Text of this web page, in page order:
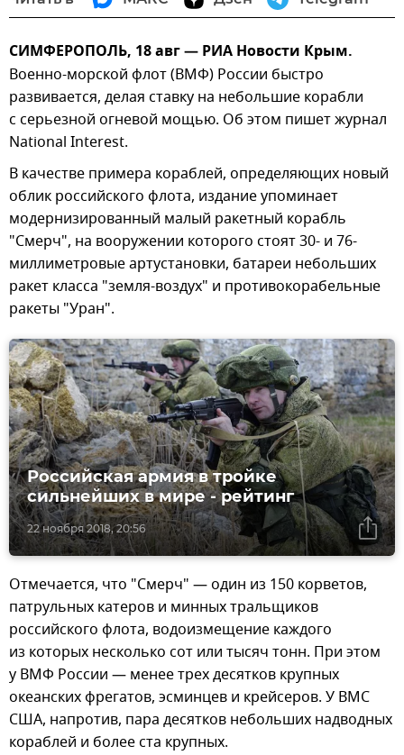
СИМФЕРОПОЛЬ, 18 авг — РИА Новости Крым.
Военно-морской флот (ВМФ) России быстро
развивается, делая ставку на небольшие корабли
с серьезной огневой мощью. Об этом пишет журнал
National Interest.
В качестве примера кораблей, определяющих новый
облик российского флота, издание упоминает
модернизированный малый ракетный корабль
"Смерч", на вооружении которого стоят 30- и 76-
миллиметровые артустановки, батареи небольших
ракет класса "земля-воздух" и противокорабельные
ракеты "Уран".
22 ноября 2018, 20:56
Российская армия в тройке
сильнейших в мире - рейтинг
Отмечается, что "Смерч" — один из 150 корветов,
патрульных катеров и минных тральщиков
российского флота, водоизмещение каждого
из которых несколько сот или тысяч тонн. При этом
у ВМФ России — менее трех десятков крупных
океанских фрегатов, эсминцев и крейсеров. У ВМС
США, напротив, пара десятков небольших надводных
кораблей и более ста крупных.